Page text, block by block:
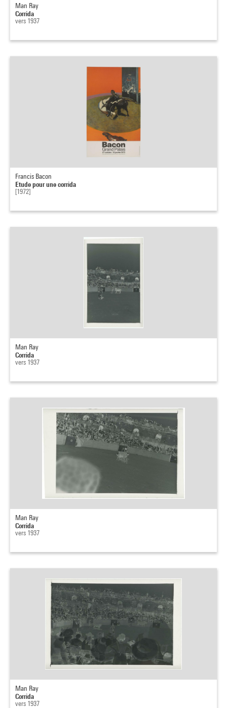
Man Ray
Corrida
vers 1937
Francis Bacon
Etude pour une corrida
[1972]
Man Ray
Corrida
vers 1937
Man Ray
Corrida
vers 1937
Man Ray
Corrida
vers 1937